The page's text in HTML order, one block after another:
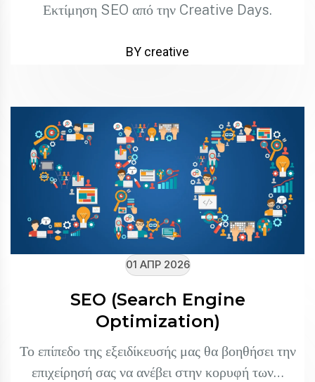
Εκτίμηση SEO από την Creative Days.
BY creative
01 ΑΠΡ 2026
SEO (Search Engine
Optimization)
Το επίπεδο της εξειδίκευσής μας θα βοηθήσει την
επιχείρησή σας να ανέβει στην κορυφή των…